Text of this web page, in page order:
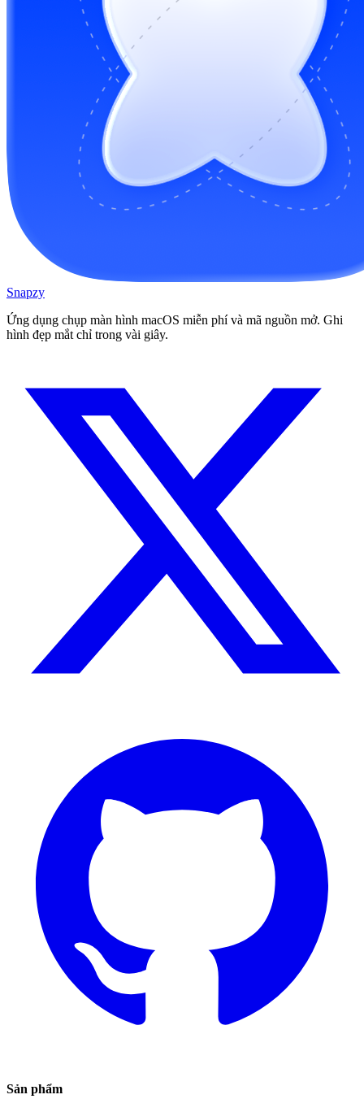
Snapzy
Ứng dụng chụp màn hình macOS miễn phí và mã nguồn mở. Ghi
hình đẹp mắt chỉ trong vài giây.
Sản phẩm